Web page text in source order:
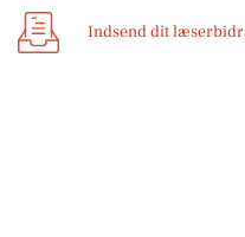
Indsend dit